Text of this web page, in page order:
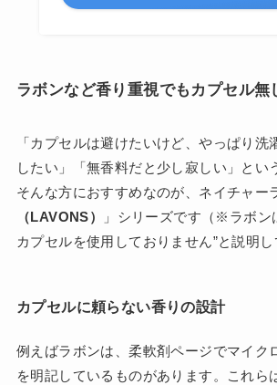
ラボンなど香り重視でもカプセル無
「カプセルは避けたいけど、やっぱり洗
したい」「無香料だと少し寂しい」とい
そんな方におすすめなのが、ネイチャー
（LAVONS）
」シリーズです（※ラボン
カプセルを使用しておりません”と説明し
カプセルに頼らない香りの設計
例えばラボンは、柔軟剤ページでマイク
を明記しているものがあります。これら